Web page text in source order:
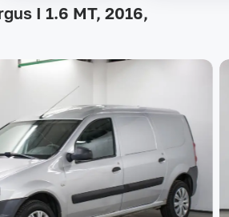
I 1.6 MT, 2016,